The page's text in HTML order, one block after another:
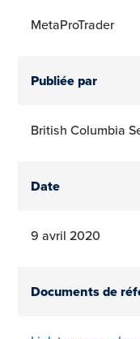
MetaProTrader
Publiée par
British Columbia
Date
9 avril 2020
Documents de